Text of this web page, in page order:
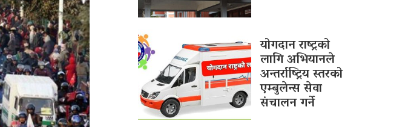
योगदान राष्ट्रको
लागि अभियानले
अन्तर्राष्ट्रिय स्तरको
एम्बुलेन्स सेवा
संचालन गर्ने